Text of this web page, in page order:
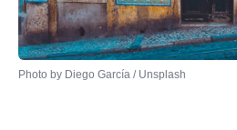
Photo by Diego García / Unsplash